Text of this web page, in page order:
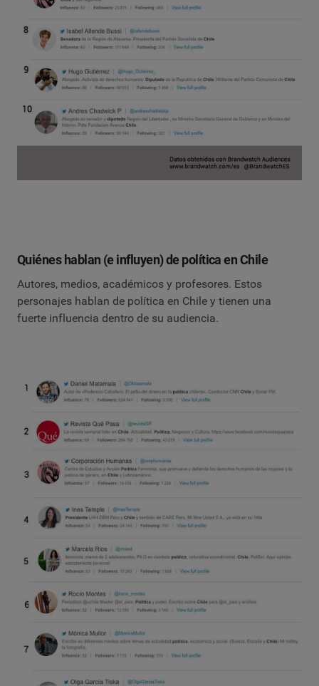
Quiénes hablan (e influyen) de política en Chile
Autores, medios, académicos y profesores. Estos
personajes hablan de política en Chile y tienen una
fuerte influencia dentro de su audiencia.